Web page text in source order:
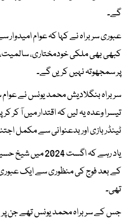
گے۔
عبوری سربراہ نے کہا کہ عوام امیدوار
کبھی بھی ملکی خودمختاری، سالمیت،
پر سمجھوتہ نہیں کریں گے۔
سربراہ بنگلادیش محمد یونس نے
تیسرا وعدہ یہ لیں کہ اقتدار میں آ کر
ٹینڈر بازی اور بدعنوانی سے مکمل
یاد رہے کہ اگست
کے بعد فوج کی منظوری سے ایک
تھی۔
جس کے سربراہ محمد یونس تھے جن